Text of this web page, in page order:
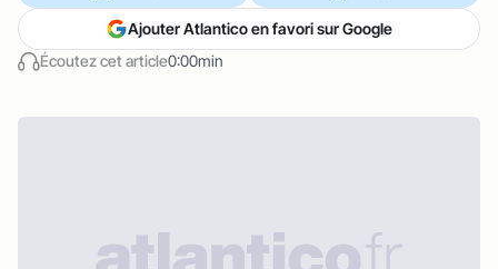
Écoutez cet article0:00min
Ajouter Atlantico en favori sur Google